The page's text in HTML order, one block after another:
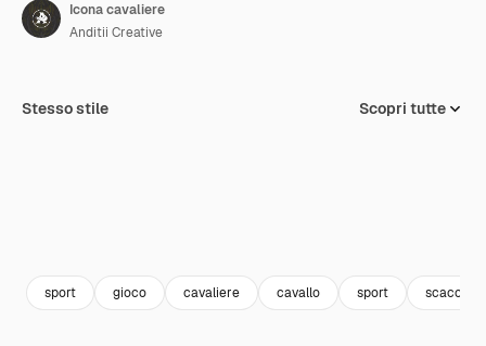
Icona cavaliere
Anditii Creative
Stesso stile Scopri tutte
sport gioco cavaliere cavallo sport scacchi